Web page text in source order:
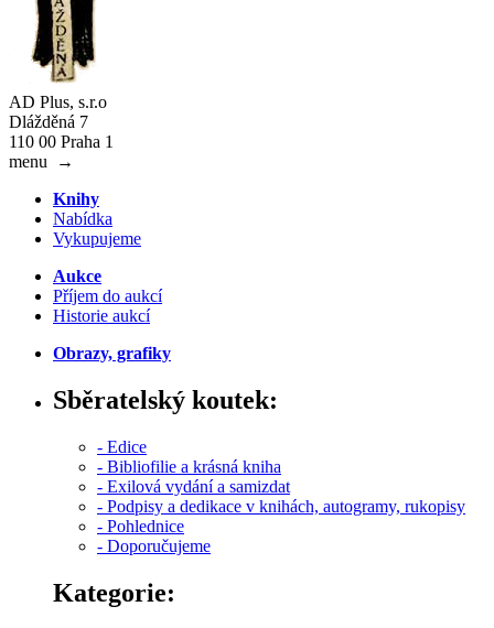
AD Plus, s.r.o
Dlážděná 7
110 00 Praha 1
menu
→
Knihy
Nabídka
Vykupujeme
Aukce
Příjem do aukcí
Historie aukcí
Obrazy, grafiky
Sběratelský koutek:
- Edice
- Bibliofilie a krásná kniha
- Exilová vydání a samizdat
- Podpisy a dedikace v knihách, autogramy, rukopisy
- Pohlednice
- Doporučujeme
Kategorie: